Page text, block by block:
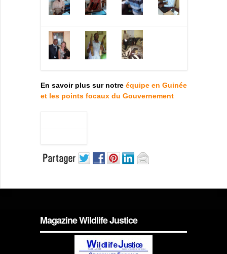
En savoir plus sur notre équipe en Guinée
et les points focaux du Gouvernement
Magazine Wildlife Justice